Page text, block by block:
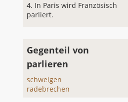
In Paris wird Französisch
parliert.
Gegenteil von
parlieren
schweigen
radebrechen